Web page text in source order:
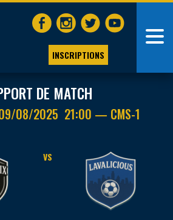
INSCRIPTIONS
DE MATCH
08/2025 21:00 — CMS-1
VS